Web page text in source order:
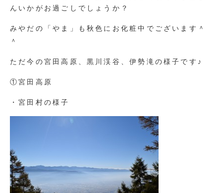
んいかがお過ごしでしょうか？
みやだの「やま」も秋色にお化粧中でございます＾
＾
ただ今の宮田高原、黒川渓谷、伊勢滝の様子です♪
①宮田高原
・宮田村の様子